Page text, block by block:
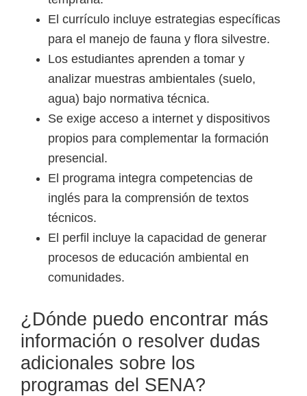
El currículo incluye estrategias específicas
para el manejo de fauna y flora silvestre.
Los estudiantes aprenden a tomar y
analizar muestras ambientales (suelo,
agua) bajo normativa técnica.
Se exige acceso a internet y dispositivos
propios para complementar la formación
presencial.
El programa integra competencias de
inglés para la comprensión de textos
técnicos.
El perfil incluye la capacidad de generar
procesos de educación ambiental en
comunidades.
¿Dónde puedo encontrar más
información o resolver dudas
adicionales sobre los
programas del SENA?